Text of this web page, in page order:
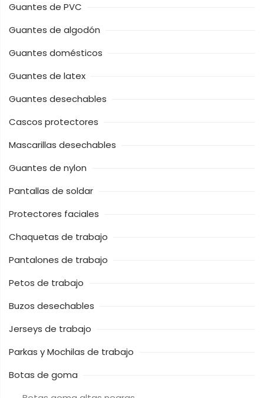
Guantes de PVC
Guantes de algodón
Guantes domésticos
Guantes de latex
Guantes desechables
Cascos protectores
Mascarillas desechables
Guantes de nylon
Pantallas de soldar
Protectores faciales
Chaquetas de trabajo
Pantalones de trabajo
Petos de trabajo
Buzos desechables
Jerseys de trabajo
Parkas y Mochilas de trabajo
Botas de goma